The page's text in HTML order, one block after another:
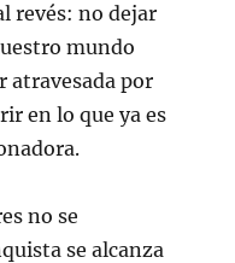
revés: no dejar
mundo
atravesada por
en lo que ya es
no se
se alcanza